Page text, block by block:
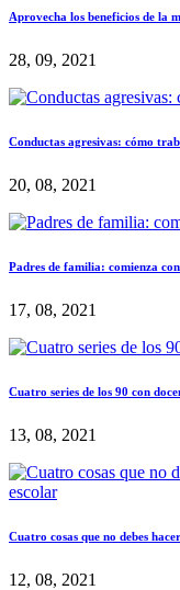
Aprovecha los beneficios de la
28, 09, 2021
Conductas agresivas: cómo
20, 08, 2021
Padres de familia: comienza
17, 08, 2021
Cuatro series de los 90 con
13, 08, 2021
Cuatro cosas que no debes
12, 08, 2021